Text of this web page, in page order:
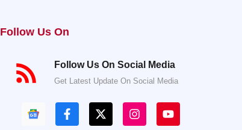
Follow Us On
Follow Us On Social Media
Get Latest Update On Social Media